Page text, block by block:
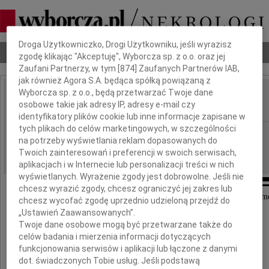
Nekrologi Odeszli Poradnik pogrzebowy
IMIĘ I NAZWISKO: Józef Wachowski
REGION: Częstochowa
DATA EMISJI: 07.10.2013
Z głębokim smutkiem i żalem przyjęliśmy
o śmierci naszego Kolegi
Dbamy o Twoją prywatność
Droga Użytkowniczko, Drogi Użytkowniku, jeśli wyrazisz
zgodę klikając "Akceptuję", Wyborcza sp. z o.o. oraz jej
Zaufani Partnerzy, w tym [874 ] Zaufanych Partnerów IAB,
jak również Agora S.A. będąca spółką powiązaną z
Wyborcza sp. z o.o., będą przetwarzać Twoje dane
osobowe takie jak adresy IP, adresy e-mail czy
identyfikatory plików cookie lub inne informacje zapisane w
tych plikach do celów marketingowych, w szczególności
na potrzeby wyświetlania reklam dopasowanych do
Twoich zainteresowań i preferencji w swoich serwisach,
aplikacjach i w Internecie lub personalizacji treści w nich
wyświetlanych. Wyrażenie zgody jest dobrowolne. Jeśli nie
chcesz wyrazić zgody, chcesz ograniczyć jej zakres lub
chcesz wycofać zgodę uprzednio udzieloną przejdź do
„Ustawień Zaawansowanych”.
Twoje dane osobowe mogą być przetwarzane także do
celów badania i mierzenia informacji dotyczących
funkcjonowania serwisów i aplikacji lub łączone z danymi
dot. świadczonych Tobie usług. Jeśli podstawą